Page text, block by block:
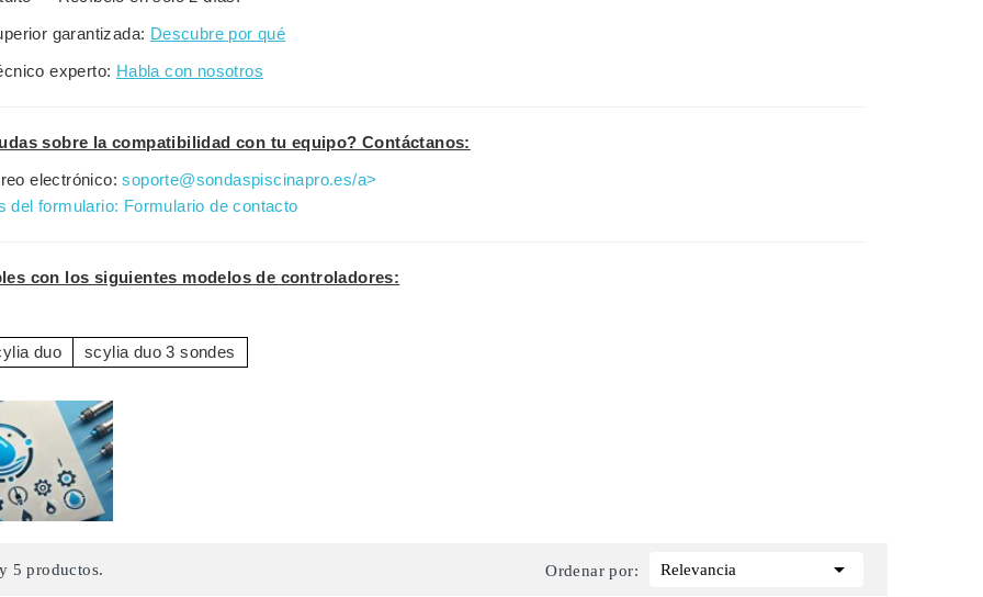
garantizada: Descubre por qué
experto: Habla con nosotros
sobre la compatibilidad con tu equipo? Contáctanos:
electrónico:soporte@sondaspiscinapro.es/a>
del formulario: Formulario de contacto
con los siguientes modelos de controladores:
duo scylia duo 3 sondes
5 productos. Ordenar por: Relevancia 